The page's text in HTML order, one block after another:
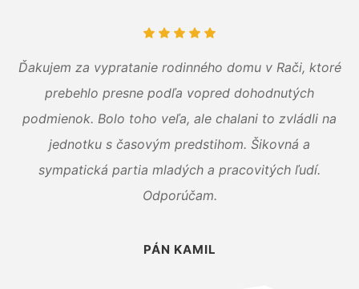
Ďakujem za vypratanie rodinného domu v Rači, ktoré
prebehlo presne podľa vopred dohodnutých
podmienok. Bolo toho veľa, ale chalani to zvládli na
jednotku s časovým predstihom. Šikovná a
sympatická partia mladých a pracovitých ľudí.
Odporúčam.
PÁN KAMIL